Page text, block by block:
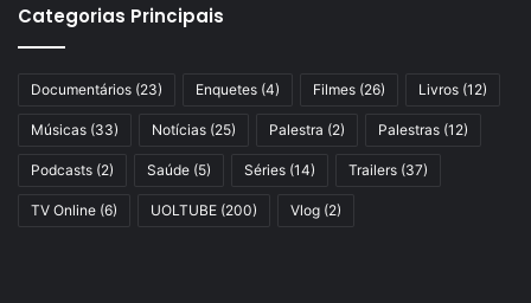
Categorias Principais
Documentários (23) Enquetes (4) Filmes (26) Livros (12)
Músicas (33) Notícias (25) Palestra (2) Palestras (12)
Podcasts (2) Saúde (5) Séries (14) Trailers (37)
TV Online (6) UOLTUBE (200) Vlog (2)